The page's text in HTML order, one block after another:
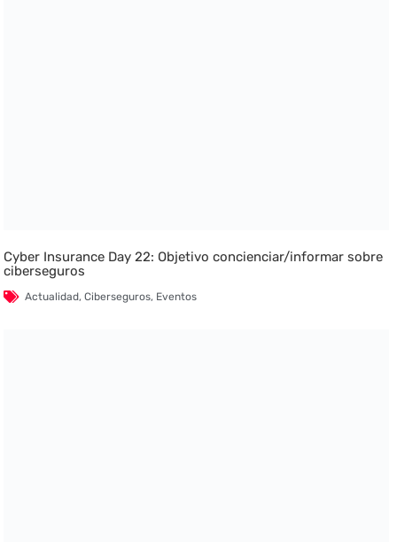
Cyber Insurance Day 22: Objetivo concienciar/informar sobre
ciberseguros
Actualidad,Ciberseguros, Eventos